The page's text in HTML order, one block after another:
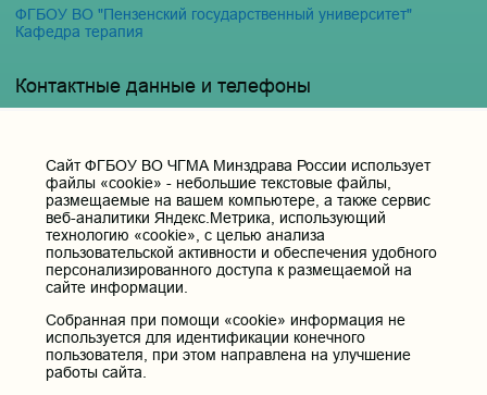
ФГБОУ ВО "Пензенский государственный университет"
Кафедра терапия
Контактные данные и телефоны
здравоохранения Российской Федерации
Юридический и фактический адрес:
672000, Российская Федерация, Забайкальский край, г. Чита, ул.
Горького, д. 39 «а».
Телефон приёмной ректора:
8 (3022) 35-43-24
Электронная почта:
pochta@chitgma.ru
Официальная группа «ВКонтакте»:
https://vk.com/news_chgma
Cайт ФГБОУ ВО ЧГМА Минздрава России использует
файлы «cookie» - небольшие текстовые файлы,
размещаемые на вашем компьютере, а также сервис
веб-аналитики Яндекс.Метрика, использующий
технологию «cookie», с целью анализа
пользовательской активности и обеспечения удобного
персонализированного доступа к размещаемой на
сайте информации.
Собранная при помощи «cookie» информация не
используется для идентификации конечного
пользователя, при этом направлена на улучшение
работы сайта.